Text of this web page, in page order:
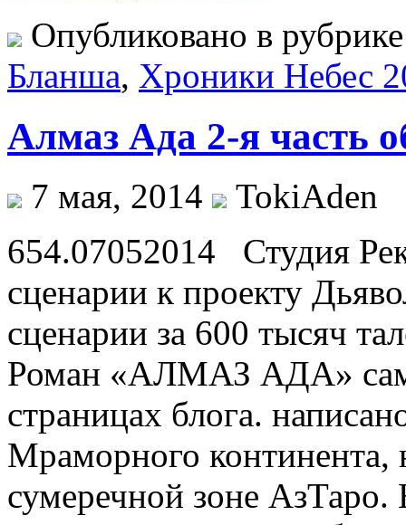
Опубликовано в
Бланша, Хроники Небес
Алмаз Ада 2-я часть
7 мая, 2014
TokiAden
654.07052014 Студия
сценарии к проекту
сценарии за 600 тысяч
Роман «АЛМАЗ АДА»
страницах блога.
Мраморного континента,
сумеречной зоне АзТаро.